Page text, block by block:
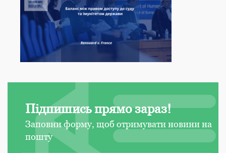
Підпишись прямо зараз!
Заповни форму, щоб отримувати новини на
пошту